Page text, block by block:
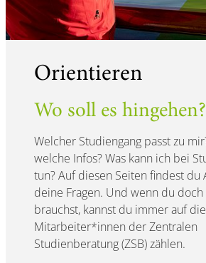
Orientieren
Wo soll es hingehen?
Welcher Studiengang passt zu
welche Infos? Was kann ich bei
tun? Auf diesen Seiten findest du
deine Fragen. Und wenn du
brauchst, kannst du immer auf die
Mitarbeiter*innen der Zentralen
Studienberatung (ZSB) zählen.